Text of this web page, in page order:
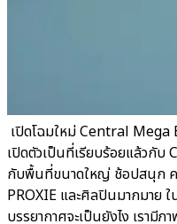
เปิดโฉมใหม่ Central
เปิดตัวเป็นที่เรียบร้อยแล้วกับ
กับพื้นที่ขนาดใหญ่ ช้อปสนุก
PROXIE และศิลปินมากมาย
บรรยากาศจะเป็นยังไง เรามี